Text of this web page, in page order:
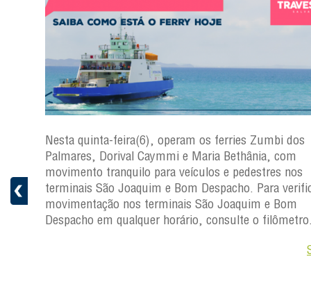
Nesta quinta-feira(6), operam os ferries Zumbi dos
Palmares, Dorival Caymmi e Maria Bethânia, com
movimento tranquilo para veículos e pedestres nos
terminais São Joaquim e Bom Despacho. Para
movimentação nos terminais São Joaquim e Bom
Despacho em qualquer horário, consulte o